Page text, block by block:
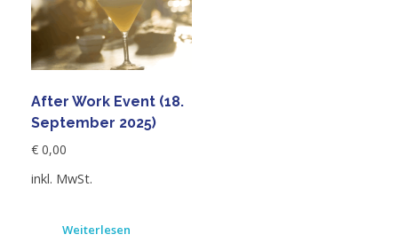
After Work Event (18.
September 2025)
€ 0,00
inkl. MwSt.
Weiterlesen